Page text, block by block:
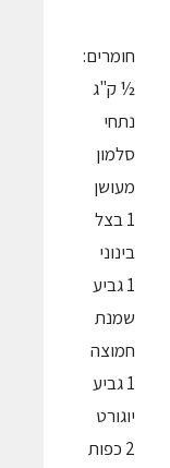
חומרים:
½ ק"ג
נתחי
סלמון
מעושן
1 בצל
בינוני
1 גביע
שמנת
חמוצה
1 גביע
יוגורט
2 כפות